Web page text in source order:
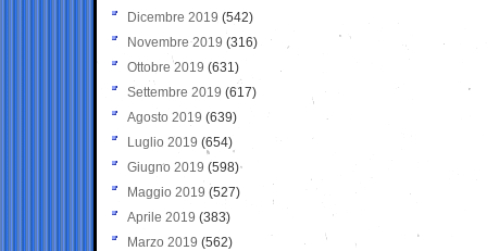
Dicembre 2019 (542)
Novembre 2019 (316)
Ottobre 2019 (631)
Settembre 2019 (617)
Agosto 2019 (639)
Luglio 2019 (654)
Giugno 2019 (598)
Maggio 2019 (527)
Aprile 2019 (383)
Marzo 2019 (562)